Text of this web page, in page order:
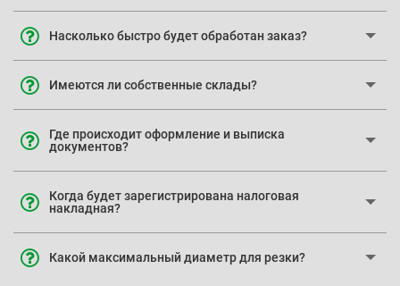
Насколько быстро будет обработан заказ?
Имеются ли собственные склады?
Где происходит оформление и выписка
документов?
Когда будет зарегистрирована налоговая
накладная?
Какой максимальный диаметр для резки?